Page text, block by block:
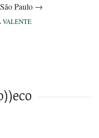
Paulo →
VALENTE